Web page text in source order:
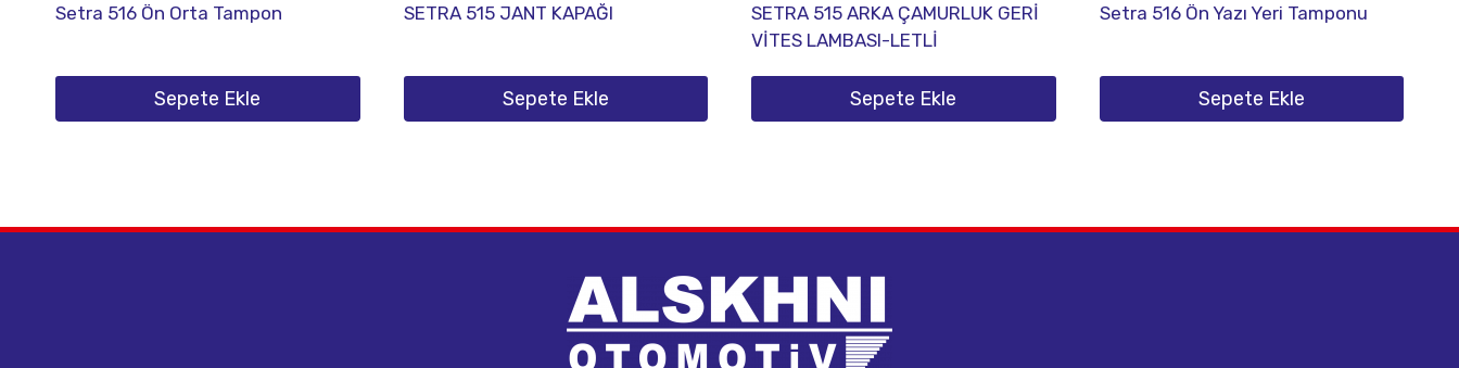
Setra 516 Ön Orta Tampon
Sepete Ekle
SETRA 515 JANT KAPAĞI
Sepete Ekle
SETRA 515 ARKA ÇAMURLUK GERİ
VİTES LAMBASI-LETLİ
Sepete Ekle
Setra 516 Ön Yazı Yeri Tamponu
Sepete Ekle